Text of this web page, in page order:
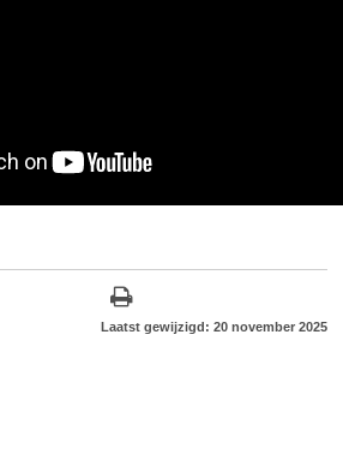
Laatst gewijzigd: 20 november 2025